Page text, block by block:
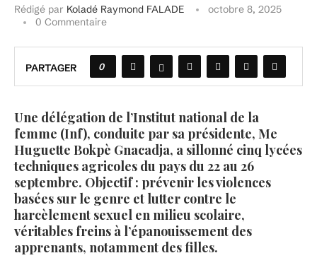
Rédigé par Koladé Raymond FALADE
octobre 8, 2025
0 Commentaire
PARTAGER 0
Une délégation de l’Institut national de la
femme (Inf), conduite par sa présidente, Me
Huguette Bokpè Gnacadja, a sillonné cinq lycées
techniques agricoles du pays du 22 au 26
septembre. Objectif : prévenir les violences
basées sur le genre et lutter contre le
harcèlement sexuel en milieu scolaire,
véritables freins à l’épanouissement des
apprenants, notamment des filles.